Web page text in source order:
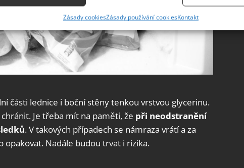
základě aktivně vyžádaných informací.
bezpečnosti, předcházení a zjišťování podvodů a
chyb, Poskytování a zobrazování reklamy a obsahu,
a sdělování voleb ochrany osobních údajů.
Zásady cookiesZásady používání cookiesKontakt
části lednice i boční stěny tenkou vrstvou glycerinu.
Je třeba mít na paměti, že při neodstranění
. V takových případech se námraza vrátí a za
Nadále budou trvat i rizika.